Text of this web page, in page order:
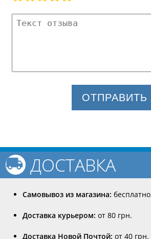
ОТПРАВИТЬ
ДОСТАВКА
Самовывоз из магазина: бесплатно
Доставка курьером: от 80 грн.
Доставка Новой Почтой: от 40 грн.